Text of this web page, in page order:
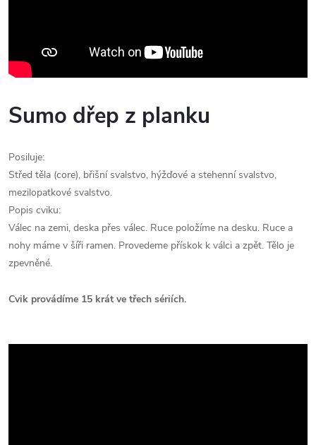
Sumo dřep z planku
Posiluje:
Střed těla (core), břišní svalstvo, hýžďové a stehenní svalstvo,
mezilopatkové svalstvo.
Popis cviku:
Válec na zemi, deska přes válec. Ruce položíme na desku. Ruce a
nohy máme v šíři ramen. Provedeme přískok k válci a zpět. Tělo je
zpevněné.
Cvik provádíme 15 krát ve třech sériích.